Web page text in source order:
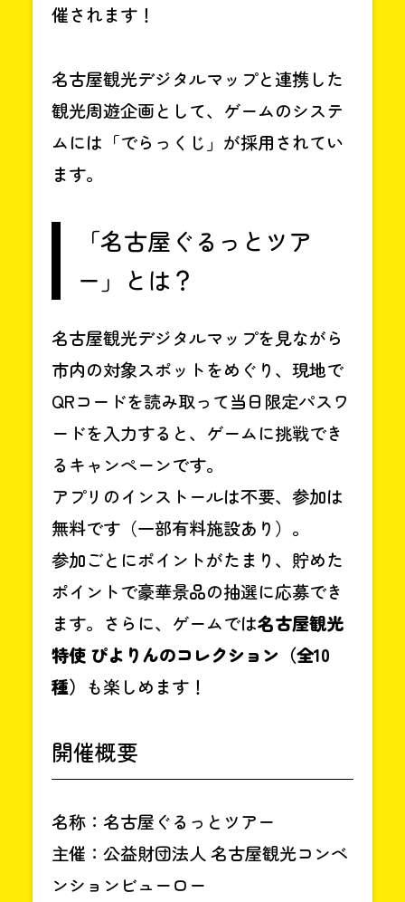
催されます！
名古屋観光デジタルマップと連携した
観光周遊企画として、ゲームのシステ
ムには「でらっくじ」が採用されてい
ます。
「名古屋ぐるっとツア
ー」とは？
名古屋観光デジタルマップを見ながら
市内の対象スポットをめぐり、現地で
QRコードを読み取って当日限定パスワ
ードを入力すると、ゲームに挑戦でき
るキャンペーンです。
アプリのインストールは不要、参加は
無料です（一部有料施設あり）。
参加ごとにポイントがたまり、貯めた
ポイントで豪華景品の抽選に応募でき
ます。さらに、ゲームでは名古屋観光
特使 ぴよりんのコレクション（全10
種） も楽しめます！
開催概要
名称：名古屋ぐるっとツアー
主催：公益財団法人 名古屋観光コンベ
ンションビューロー